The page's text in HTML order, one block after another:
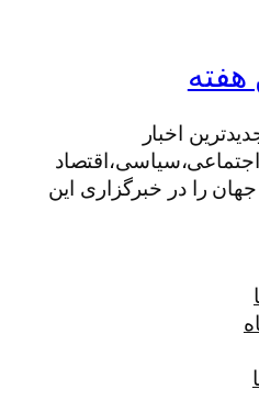
اخبار
را در خبرگزاری این